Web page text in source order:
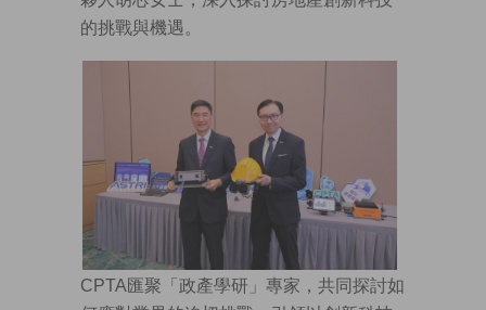
的挑戰與機遇。
CPTA匯聚「政產學研」專家，共同探討如